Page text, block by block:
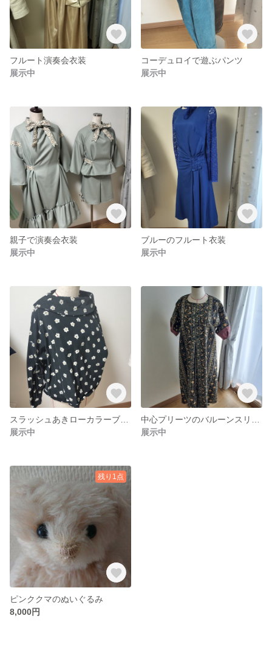
フルート演奏会衣装
展示中
コーデュロイで遊ぶパンツ
展示中
親子で演奏会衣装
展示中
ブルーのフルート衣装
展示中
展示中
展示中
残り1点
ピンククマのぬいぐるみ
8,000円